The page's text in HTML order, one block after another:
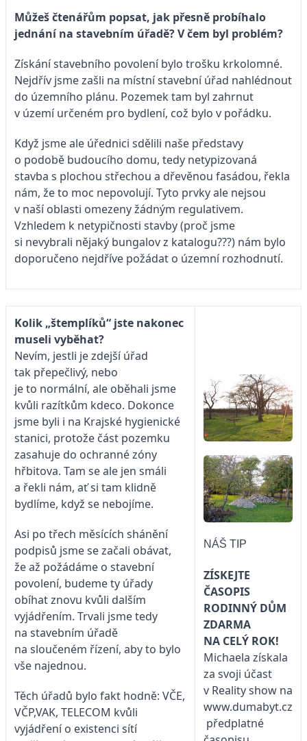
Můžeš čtenářům popsat, jak přesně probíhalo
jednání na stavebním úřadě? V čem byl problém?
Získání stavebního povolení bylo trošku krkolomné.
Nejdřív jsme zašli na místní stavební úřad nahlédnout
do územního plánu. Pozemek tam byl zahrnut
v území určeném pro bydlení, což bylo v pořádku.
Když jsme ale úřednici sdělili naše představy
o podobě budoucího domu, tedy netypizovaná
stavba s plochou střechou a dřevěnou fasádou, řekla
nám, že to moc nepovolují. Tyto prvky ale nejsou
v naší oblasti omezeny žádným regulativem.
Vzhledem k netypičnosti stavby (proč jsme
si nevybrali nějaký bungalov z katalogu???) nám bylo
doporučeno nejdříve požádat o územní rozhodnutí.
Kolik „štemplíků“ jste nakonec
museli vyběhat?
Nevím, jestli je zdejší úřad
tak přepečlivý, nebo
je to normální, ale oběhali jsme
kvůli razítkům kdeco. Dokonce
jsme byli i na Krajské hygienické
stanici, protože část pozemku
zasahuje do ochranné zóny
hřbitova. Tam se ale jen smáli
a řekli nám, ať si tam klidně
bydlíme, když se nebojíme.
Asi po třech měsících shánění
podpisů jsme se začali obávat,
že až požádáme o stavební
povolení, budeme ty úřady
obíhat znovu kvůli dalším
vyjádřením. Trvali jsme tedy
na stavebním úřadě
na sloučeném řízení, aby to bylo
vše najednou.
Těch úřadů bylo fakt hodně: VČE,
VČP,VAK, TELECOM kvůli
vyjádření o existenci sítí
NÁŠ TIP
ZÍSKEJTE
ČASOPIS
RODINNÝ DŮM
ZDARMA
NA CELÝ ROK!
Michaela získala
za svoji účast
v Reality show na
www.dumabyt.cz
předplatné